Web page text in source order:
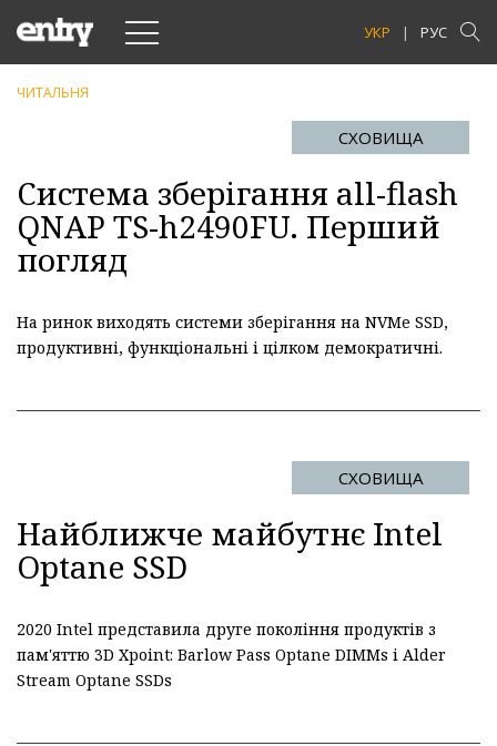
Toggle
navigation УКР РУС
ЧИТАЛЬНЯ
СХОВИЩА
Система зберiгання all-flash
QNAP TS-h2490FU. Перший
погляд
На ринок виходять системи зберігання на NVMe SSD,
продуктивні, функціональні і цілком демократичні.
СХОВИЩА
Найближче майбутнє Intel
Optane SSD
2020 Intel представила друге покоління продуктів з
пам'яттю 3D Xpoint: Barlow Pass Optane DIMMs і Alder
Stream Optane SSDs